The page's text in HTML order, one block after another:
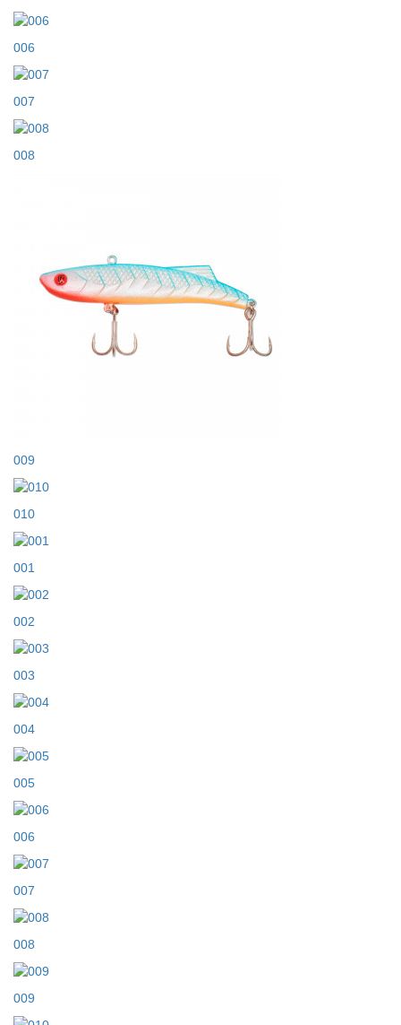
006
007
008
009
010
001
002
003
004
005
006
007
008
009